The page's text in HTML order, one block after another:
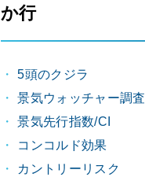
か行
5頭のクジラ
景気ウォッチャー調査
景気先行指数/CI
コンコルド効果
カントリーリスク